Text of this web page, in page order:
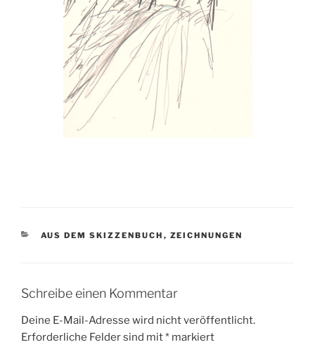
KATEGORIEN
AUS DEM SKIZZENBUCH , ZEICHNUNGEN
Schreibe einen Kommentar
Deine E-Mail-Adresse wird nicht veröffentlicht.
Erforderliche Felder sind mit* markiert